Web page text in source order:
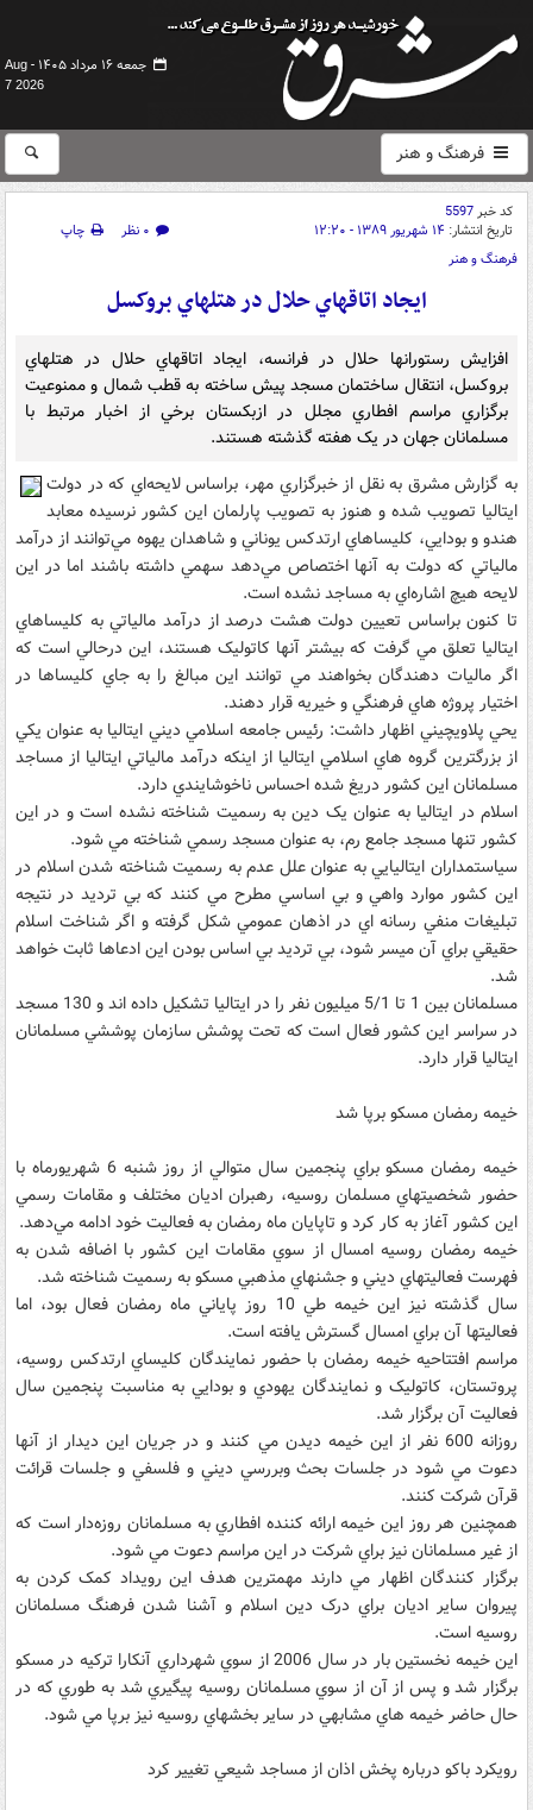
جمعه ۱۶ مرداد ۱۴۰۵ -
Aug
7 2026
فرهنگ و هنر
کد خبر5597
تاریخ انتشار: ۱۴ شهریور ۱۳۸۹ - ۱۲:۲۰ ۰ نظر
چاپ
فرهنگ و هنر
ايجاد اتاقهاي حلال در هتلهاي بروکسل
افزايش رستورانها حلال در فرانسه، ايجاد اتاقهاي حلال در هتلهاي
بروکسل، انتقال ساختمان مسجد پيش ساخته به قطب شمال و ممنوعيت
برگزاري مراسم افطاري مجلل در ازبکستان برخي از اخبار مرتبط با
مسلمانان جهان در يک هفته گذشته هستند.
به گزارش مشرق به نقل از خبرگزاري مهر، براساس لايحه‌اي که در دولت
ايتاليا تصويب شده و هنوز به تصويب پارلمان اين کشور نرسيده معابد
هندو و بودايي، کليساهاي ارتدکس يوناني و شاهدان يهوه مي‌توانند از درآمد
مالياتي که دولت به آنها اختصاص مي‌دهد سهمي داشته باشند اما در اين
لايحه هيچ اشاره‌اي به مساجد نشده است.
تا کنون براساس تعيين دولت هشت درصد از درآمد مالياتي به کليساهاي
ايتاليا تعلق مي گرفت که بيشتر آنها کاتوليک هستند، اين درحالي است که
اگر ماليات دهندگان بخواهند مي توانند اين مبالغ را به جاي کليساها در
اختيار پروژه هاي فرهنگي و خيريه قرار دهند.
يحي پلاويچيني اظهار داشت: رئيس جامعه اسلامي ديني ايتاليا به عنوان يکي
از بزرگترين گروه هاي اسلامي ايتاليا از اينکه درآمد مالياتي ايتاليا از مساجد
مسلمانان اين کشور دريغ شده احساس ناخوشايندي دارد.
اسلام در ايتاليا به عنوان يک دين به رسميت شناخته نشده است و در اين
کشور تنها مسجد جامع رم، به عنوان مسجد رسمي شناخته مي شود.
سياستمداران ايتاليايي به عنوان علل عدم به رسميت شناخته شدن اسلام در
اين کشور موارد واهي و بي اساسي مطرح مي کنند که بي ترديد در نتيجه
تبليغات منفي رسانه اي در اذهان عمومي شکل گرفته و اگر شناخت اسلام
حقيقي براي آن ميسر شود، بي ترديد بي اساس بودن اين ادعاها ثابت خواهد
شد.
مسلمانان بين 1 تا 5/1 ميليون نفر را در ايتاليا تشکيل داده اند و 130 مسجد
در سراسر اين کشور فعال است که تحت پوشش سازمان پوششي مسلمانان
ايتاليا قرار دارد.
خيمه رمضان مسکو برپا شد
خيمه رمضان مسکو براي پنجمين سال متوالي از روز شنبه 6 شهريورماه با
حضور شخصيتهاي مسلمان روسيه، رهبران اديان مختلف و مقامات رسمي
اين کشور آغاز به کار کرد و تاپايان ماه رمضان به فعاليت خود ادامه مي‌دهد.
خيمه رمضان روسيه امسال از سوي مقامات اين کشور با اضافه شدن به
فهرست فعاليتهاي ديني و جشنهاي مذهبي مسکو به رسميت شناخته شد.
سال گذشته نيز اين خيمه طي 10 روز پاياني ماه رمضان فعال بود، اما
فعاليتها آن براي امسال گسترش يافته است.
مراسم افتتاحيه خيمه رمضان با حضور نمايندگان کليساي ارتدکس روسيه،
پروتستان، کاتوليک و نمايندگان يهودي و بودايي به مناسبت پنجمين سال
فعاليت آن برگزار شد.
روزانه 600 نفر از اين خيمه ديدن مي کنند و در جريان اين ديدار از آنها
دعوت مي شود در جلسات بحث وبررسي ديني و فلسفي و جلسات قرائت
قرآن شرکت کنند.
همچنين هر روز اين خيمه ارائه کننده افطاري به مسلمانان روزه‌دار است که
از غير مسلمانان نيز براي شرکت در اين مراسم دعوت مي شود.
برگزار کنندگان اظهار مي دارند مهمترين هدف اين رويداد کمک کردن به
پيروان ساير اديان براي درک دين اسلام و آشنا شدن فرهنگ مسلمانان
روسيه است.
اين خيمه نخستين بار در سال 2006 از سوي شهرداري آنکارا ترکيه در مسکو
برگزار شد و پس از آن از سوي مسلمانان روسيه پيگيري شد به طوري که در
حال حاضر خيمه هاي مشابهي در ساير بخشهاي روسيه نيز برپا مي شود.
رويکرد باکو درباره پخش اذان از مساجد شيعي تغيير کرد